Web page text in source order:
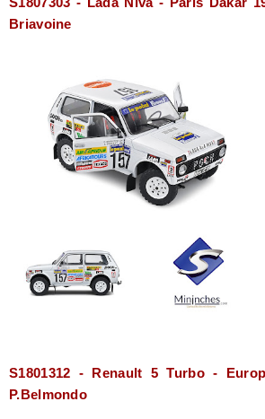
Briavoine
S1801312 - Renault 5 Turbo -
P.Belmondo